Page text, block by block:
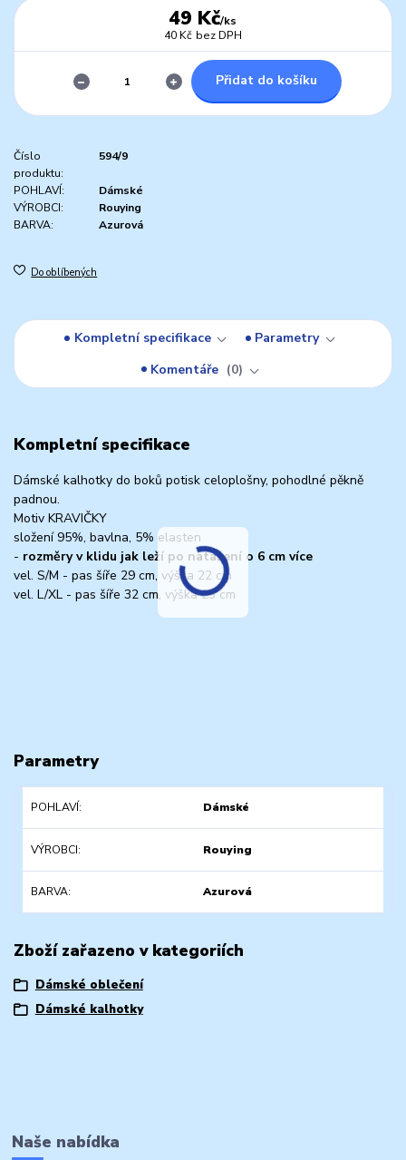
49 Kč/ks
40 Kč bez DPH
Přidat do košíku
Číslo
produktu:
594/9
POHLAVÍ:
Dámské
VÝROBCI:
Rouying
BARVA:
Azurová
Do oblíbených
Kompletní specifikace
Parametry
Komentáře
0
Kompletní specifikace
Dámské kalhotky do boků potisk celoplošny, pohodlné pěkně
padnou.
Motiv KRAVIČKY
složení 95%, bavlna, 5% elasten
- rozměry v klidu jak leží po natažení o 6 cm více
vel. S/M - pas šíře 29 cm, výška 22 cm
vel. L/XL - pas šíře 32 cm, výška 23 cm
Parametry
POHLAVÍ Dámské
VÝROBCI Rouying
BARVA Azurová
Zboží zařazeno v kategoriích
Dámské oblečení
Dámské kalhotky
Naše nabídka